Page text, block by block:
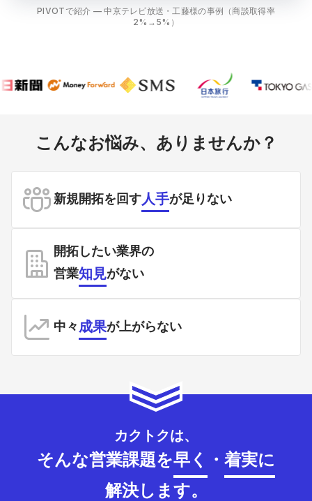
PIVOTで紹介 — 中京テレビ放送・工藤様の事例（商談取得率
2%→5%）
こんなお悩み、ありませんか？
新規開拓を回す人手が足りない
開拓したい業界の
営業知見がない
中々成果が上がらない
カクトクは、
そんな営業課題を早く ・ 着実に
解決します。